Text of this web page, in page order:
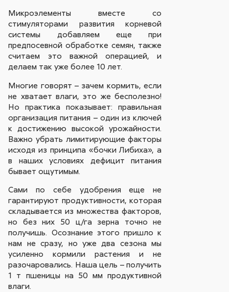
Микроэлементы вместе со
стимуляторами развития корневой
системы добавляем еще при
предпосевной обработке семян, также
считаем это важной операцией, и
делаем так уже более 10 лет.
Многие говорят – зачем кормить, если
не хватает влаги, это же бесполезно!
Но практика показывает: правильная
организация питания – один из ключей
к достижению высокой урожайности.
Важно убрать лимитирующие факторы
исходя из принципа «бочки Либиха», а
в наших условиях дефицит питания
бывает ощутимым.
Сами по себе удобрения еще не
гарантируют продуктивности, которая
складывается из множества факторов,
но без них 50 ц/га зерна точно не
получишь. Осознание этого пришло к
нам не сразу, но уже два сезона мы
усиленно кормили растения и не
разочаровались. Наша цель – получить
1 т пшеницы на 50 мм продуктивной
влаги.